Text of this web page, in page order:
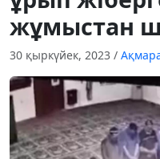
жұмыстан
30 қыркүйек, 2023 /